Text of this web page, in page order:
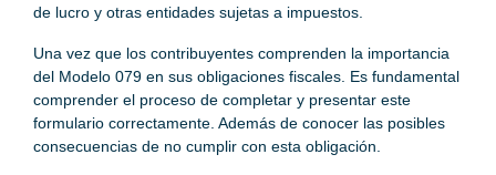
de lucro y otras entidades sujetas a impuestos.
Una vez que los contribuyentes comprenden la importancia
del Modelo 079 en sus obligaciones fiscales. Es fundamental
comprender el proceso de completar y presentar este
formulario correctamente. Además de conocer las posibles
consecuencias de no cumplir con esta obligación.